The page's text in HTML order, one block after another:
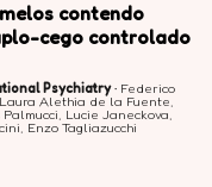
contendo
cego controlado
Psychiatry• Federico
Alethia de la Fuente,
Lucie Janeckova,
Enzo Tagliazucchi